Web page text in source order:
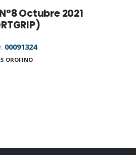
Octubre 2021
00091324
OROFINO